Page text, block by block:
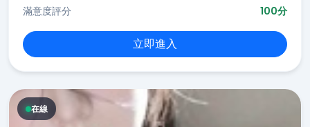
滿意度評分
100分
立即進入
在線